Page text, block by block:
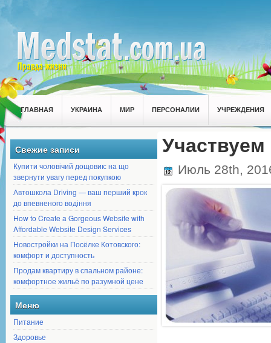
ГЛАВНАЯ УКРАИНА МИР ПЕРСОНАЛИИ УЧРЕЖДЕНИЯ
Свежие записи
Купити чоловічий дощовик: на що
звернути увагу перед покупкою
Автошкола Driving — ваш перший крок
до впевненого водіння
How to Create a Gorgeous Website with
Affordable Website Design Services
Новостройки на Посёлке Котовского:
комфорт и доступность
Продам квартиру в спальном районе:
комфортное жильё по разумной цене
Меню
Питание
Здоровье
Участвуем
Июль 28th,